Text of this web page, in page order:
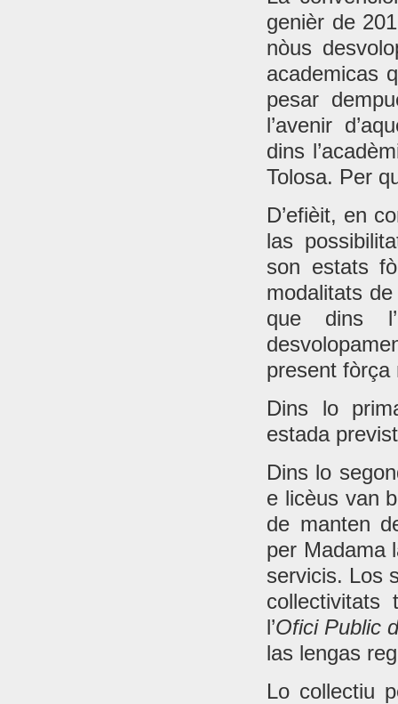
genièr de
nòus
academicas
pesar
l’avenir
dins
Tolosa. Per
D’efièit, en
las
son estats
modalitats
que dins
present fòrça
Dins lo
estada
Dins lo
e licèus van
de manten
per Madama
servicis. Los
collectivitats
l’Ofici Public
las lengas
Lo collectiu